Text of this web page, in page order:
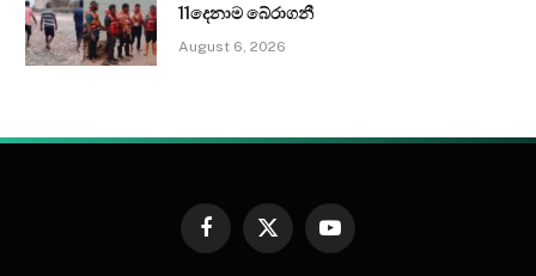
11දෙනාම බේරාගනී
August 6, 2026
Facebook
X
YouTube